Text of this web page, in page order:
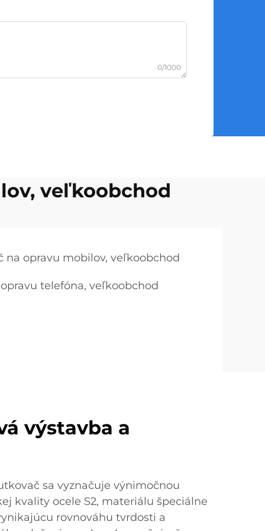
0/1000
veľkoobchod
na opravu mobilov, veľkoobchod
telefóna, veľkoobchod
výstavba a
sa vyznačuje výnimočnou
kvality ocele S2, materiálu špeciálne
rovnováhu tvrdosti a